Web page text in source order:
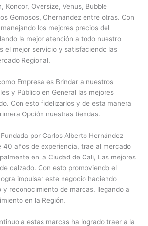
Kondor, Oversize, Venus, Bubble
Gomosos, Chernandez entre otras. Con
los mejores precios del
la mejor atención a todo nuestro
el mejor servicio y satisfaciendo las
Regional.
Empresa es Brindar a nuestros
y Público en General las mejores
Con esto fidelizarlos y de esta manera
Opción nuestras tiendas.
por Carlos Alberto Hernández
40 años de experiencia, trae al mercado
en la Ciudad de Cali, Las mejores
calzado. Con esto promoviendo el
impulsar este negocio haciendo
y reconocimiento de marcas. llegando a
en la Región.
a estas marcas ha logrado traer a la